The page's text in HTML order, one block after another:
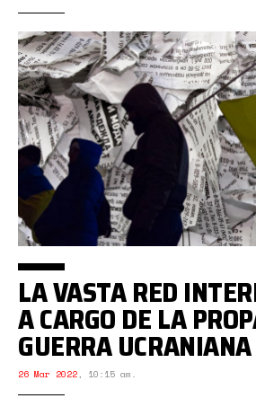
LA VASTA RED
A CARGO DE LA
GUERRA UCRANIANA
26 Mar 2022, 10:15 am.